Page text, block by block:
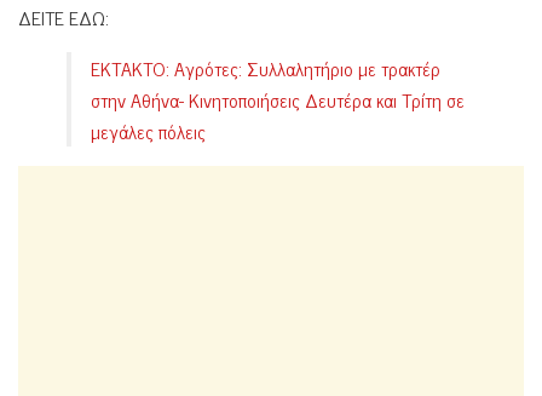
ΔΕΙΤΕ ΕΔΩ:
ΕΚΤΑΚΤΟ: Αγρότες: Συλλαλητήριο με τρακτέρ
στην Αθήνα- Κινητοποιήσεις Δευτέρα και Τρίτη σε
μεγάλες πόλεις